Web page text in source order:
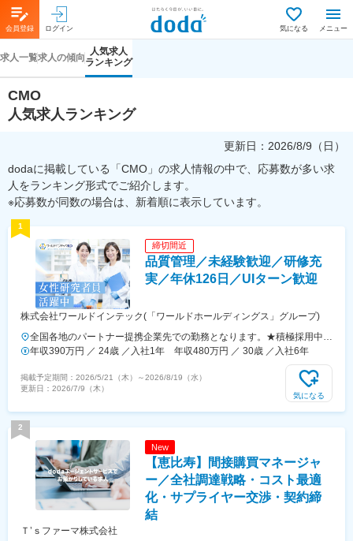
会員登録 ログイン 気になる メニュー
求人一覧求人の傾向
人気求人
ランキング
CMO
人気求人ランキング
更新日： 2026/8/9（日）
dodaに掲載している「CMO」の求人情報の中で、応募数が多い求
人をランキング形式でご紹介します。
※応募数が同数の場合は、新着順に表示しています。
1
締切間近
品質管理／未経験歓迎／研修充
実／年休126日／UIターン歓迎
株式会社ワールドインテック(「ワールドホールディングス」グループ)
全国各地のパートナー提携企業先での勤務となります。★積極採用中エ
リア東京・神奈川・千葉・埼玉・大阪・京都・滋賀・兵庫・愛知・三
重・福岡※北海道・沖縄県を除く45都府県に多彩なプロジェクトを用
意。※勤務地は希望を最大限考慮して決定します。※U・Iターン歓迎！
住宅補助あり（月6万7000円まで会社補助）＼NEW！エリア制度導入
学工業株式会社日本化薬株式会社日東電工株式会社 豊橋事業所ニプロ
ファーマ株式会社 大舘工場株式会社カネカ株式会社DNPファインケミ
カル宇都宮株式会社中外医科学研究所東邦チタニウム株式会社高田製薬
株式会社株式会社理研ジェネシス株式会社マテリアルゲート三井化学
EMS株式会社株式会社エネコート 他
年収390万円 ／ 24歳 ／入社1年 年収480万円 ／ 30歳 ／入社6年
掲載予定期間： 2026/5/21（木） ～2026/8/19（水）
更新日： 2026/7/9（木）
気になる
2
New
【恵比寿】間接購買マネージャ
ー／全社調達戦略・コスト最適
化・サプライヤー交渉・契約締
結
Ｔ’ｓファーマ株式会社